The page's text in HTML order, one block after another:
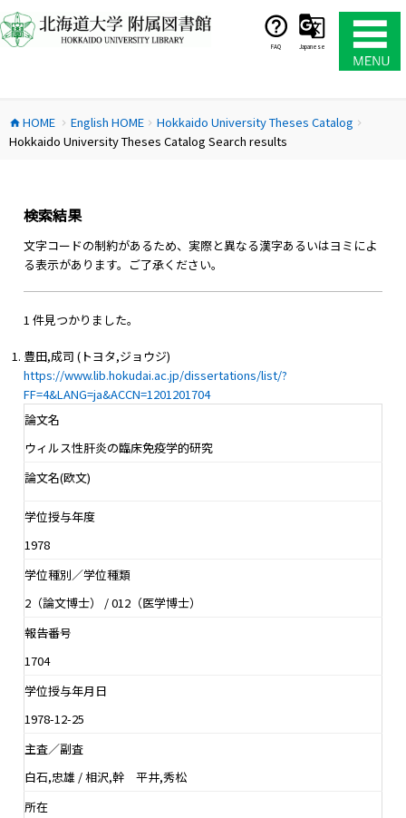
ン
テ
ス
キ
FAQ Japanese
home HOME chevron_right English HOMEchevron_right Hokkaido University Theses Catalog chevron_right
Hokkaido University Theses Catalog Search results
検索結果
文字コードの制約があるため、実際と異なる漢字あるいはヨミによ
る表示があります。ご了承ください。
1 件見つかりました。
豊田,成司 (トヨタ,ジョウジ)
https://www.lib.hokudai.ac.jp/dissertations/list/?
FF=4&LANG=ja&ACCN=1201201704
論文名
ウィルス性肝炎の臨床免疫学的研究
論文名(欧文)
学位授与年度
1978
学位種別／学位種類
2（論文博士） / 012（医学博士）
報告番号
1704
学位授与年月日
1978-12-25
主査／副査
白石,忠雄 / 相沢,幹 平井,秀松
所在